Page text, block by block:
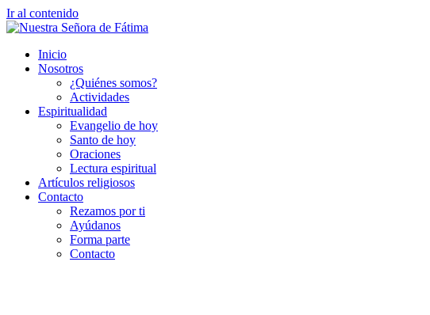
Ir al contenido
Inicio
Nosotros
¿Quiénes somos?
Actividades
Espiritualidad
Evangelio de hoy
Santo de hoy
Oraciones
Lectura espiritual
Artículos religiosos
Contacto
Rezamos por ti
Ayúdanos
Forma parte
Contacto